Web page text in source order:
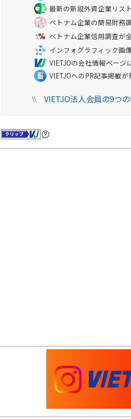
最新の新設外資企業リス
ベトナム企業の簡易財務
ベトナム企業信用調査が
インフォグラフィック画
VIETJOの会社情報ページ
VIETJOへのPR記事掲載が
\\VIETJO法人会員の9つ